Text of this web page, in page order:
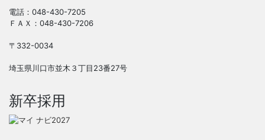
電話：048-430-7205
ＦＡＸ：048-430-7206
〒332-0034
埼玉県川口市並木３丁目23番27号
新卒採用